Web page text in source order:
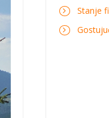
Stanje